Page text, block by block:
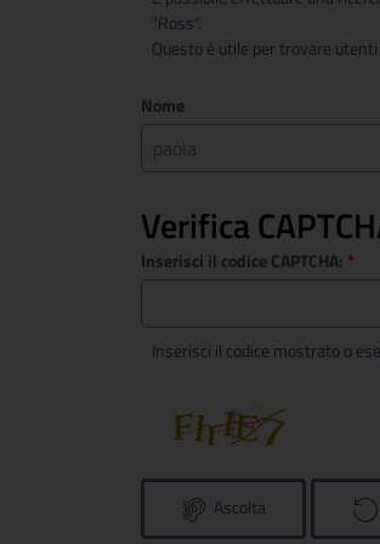
"Ross".
Questo è utile per trovare
Nome
Verifica
Inserisci il codice CAPTCHA: *
Inserisci il codice mostrato o
Ascolta